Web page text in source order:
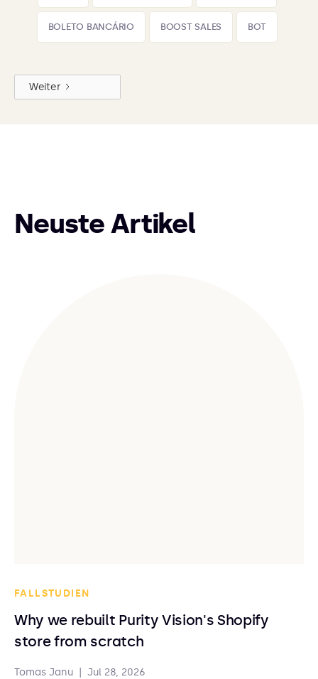
BOLETO BANCÁRIO BOOST SALES BOT
Weiter
Neuste Artikel
FALLSTUDIEN
Why we rebuilt Purity Vision's Shopify
store from scratch
Tomas Janu Jul 28, 2026